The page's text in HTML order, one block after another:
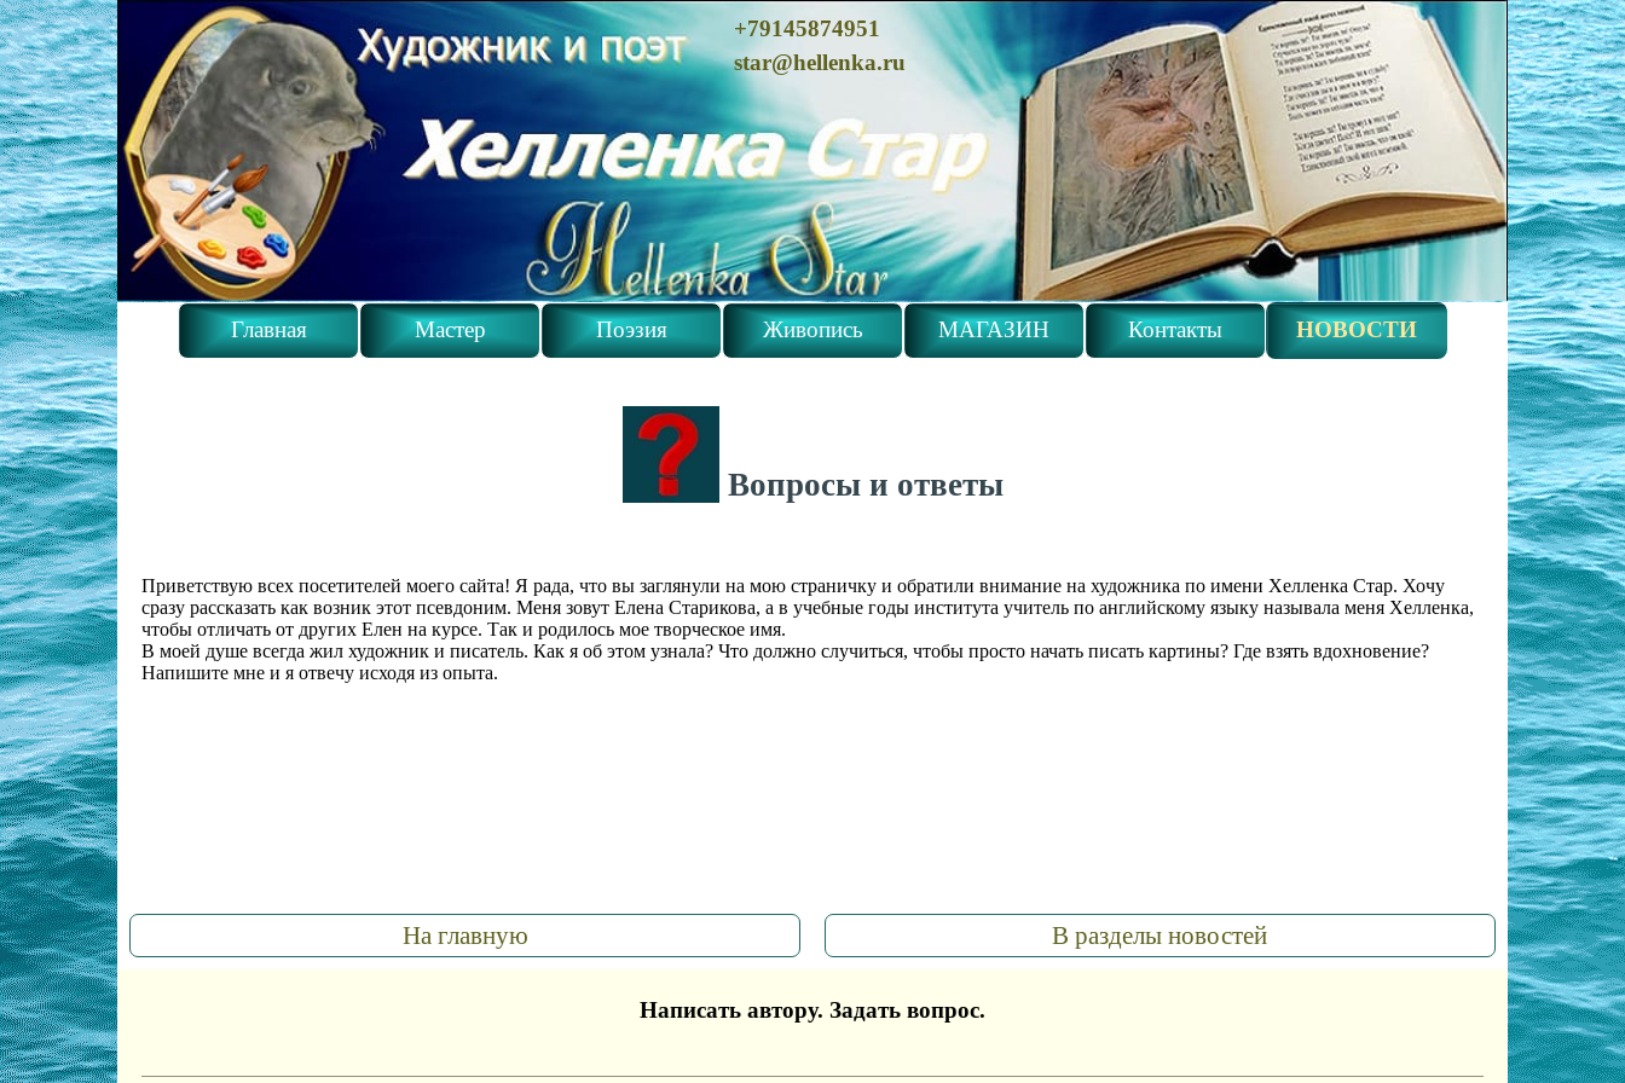
+79145874951
star@hellenka.ru
Главная Мастер Поэзия Живопись МАГАЗИН Контакты НОВОСТИ
Вопросы и ответы
Приветствую всех посетителей моего сайта! Я рада, что вы заглянули на мою страничку и обратили внимание на художника по имени Хелленка Стар. Хочу
сразу рассказать как возник этот псевдоним. Меня зовут Елена Старикова, а в учебные годы института учитель по английскому языку называла меня Хелленка,
чтобы отличать от других Елен на курсе. Так и родилось мое творческое имя.
В моей душе всегда жил художник и писатель. Как я об этом узнала? Что должно случиться, чтобы просто начать писать картины? Где взять вдохновение?
Напишите мне и я отвечу исходя из опыта.
В разделы новостей
На главную
Написать автору. Задать вопрос.